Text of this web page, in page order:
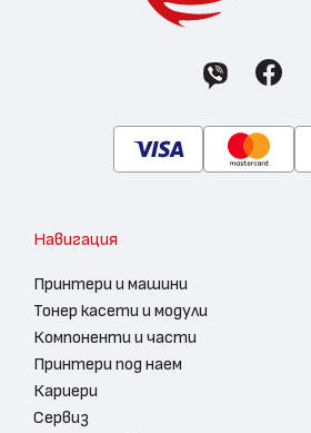
Навигация
Принтери и машини
Тонер касети и модули
Компоненти и части
Принтери под наем
Кариери
Сервиз